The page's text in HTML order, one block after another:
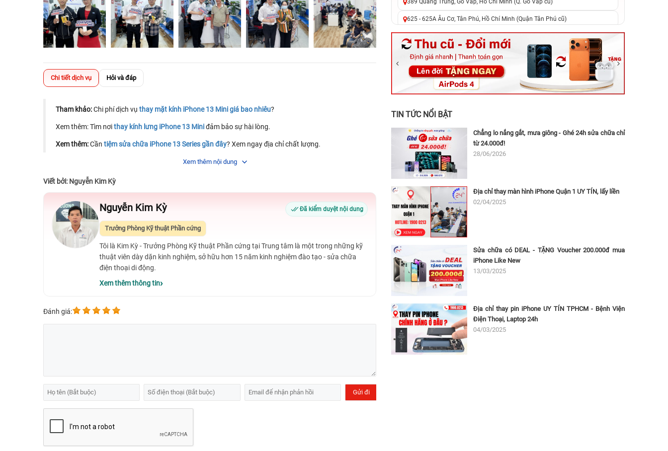
Chi tiết dịch vụ Hỏi và đáp
Tham khảo:Chi phí dịch vụ thay mặt kính iPhone 13 Mini giá bao nhiêu?
Xem thêm: Tìm nơithay kính lưng iPhone 13 Miniđảm bảo sự hài lòng.
Xem thêm:Cần tiệm sửa chữa iPhone 13 Series gần đây? Xem ngay địa chỉ chất lượng.
Thay màn hình iPhone 13 Mini lấy ngaygiúp bạn sớm lấy lại máy mà không phải chờ đợi
xử lý triệt để chỉ trong 1 lần.
Xem thêm nội dung
Viết bởi: Nguyễn Kim Kỳ
Nguyễn Kim Kỳ Đã kiểm duyệt nội dung
Trưởng Phòng Kỹ thuật Phần cứng
Tôi là Kim Kỳ - Trưởng Phòng Kỹ thuật Phần cứng tại Trung tâm là một trong những kỹ
thuật viên dày dặn kinh nghiệm, sở hữu hơn 15 năm kinh nghiệm đào tạo - sửa chữa
điện thoại di động.
Xem thêm thông tin
Đánh giá:
389 Quang Trung, Gò Vấp, Hồ Chí Minh (Q. Gò Vấp cũ)
625 - 625A Âu Cơ, Tân Phú, Hồ Chí Minh (Quận Tân Phú cũ)
326 Lê Văn Việt, Tăng Nhơn Phú, Hồ Chí Minh (Q.9 TP. Thủ Đức cũ)
256 Võ Văn Ngân, Thủ Đức, Hồ Chí Minh (Bình Thọ, TP. Thủ Đức Cũ)
70 Nguyễn An Ninh, Dĩ An, Hồ Chí Minh (Bình Dương Cũ)
24h Vũng Tàu: 162A Ba Cu, Vũng Tàu, Hồ Chí Minh (TP. Vũng Tàu cũ)
TIN TỨC NỔI BẬT
Chẳng lo nắng gắt, mưa giông - Ghé 24h sửa chữa chỉ
từ 24.000đ!
28/06/2026
Địa chỉ thay màn hình iPhone Quận 1 UY TÍN, lấy liền
02/04/2025
Sửa chữa có DEAL - TẶNG Voucher 200.000đ mua
iPhone Like New
13/03/2025
Địa chỉ thay pin iPhone UY TÍN TPHCM - Bệnh Viện
Điện Thoại, Laptop 24h
04/03/2025